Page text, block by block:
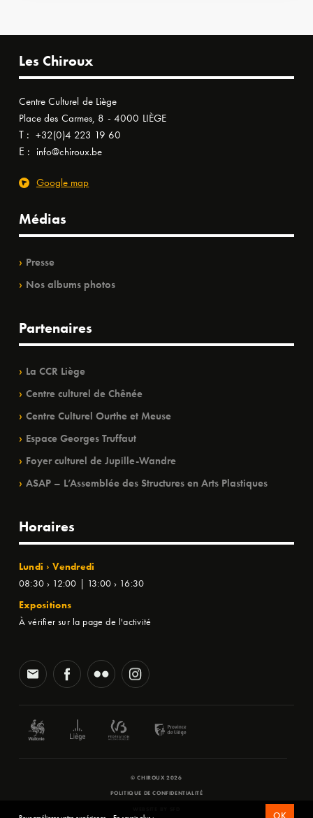
Les Chiroux
Centre Culturel de Liège
Place des Carmes, 8 - 4000 LIÈGE
T : +32(0)4 223 19 60
E : info@chiroux.be
Google map
Médias
Presse
Nos albums photos
Partenaires
La CCR Liège
Centre culturel de Chênée
Centre Culturel Ourthe et Meuse
Espace Georges Truffaut
Foyer culturel de Jupille-Wandre
ASAP – L’Assemblée des Structures en Arts Plastiques
Horaires
Lundi › Vendredi
08:30 › 12:00 | 13:00 › 16:30
Expositions
À vérifier sur la page de l'activité
© CHIROUX 2026
POLITIQUE DE CONFIDENTIALITÉ
OK